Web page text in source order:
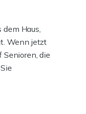
Haus,
Wenn jetzt
die